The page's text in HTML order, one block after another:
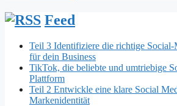
Feed
Teil 3 Identifiziere die richtige
für dein Business
TikTok, die beliebte und umtriebige
Plattform
Teil 2 Entwickle eine klare Social
Markenidentität